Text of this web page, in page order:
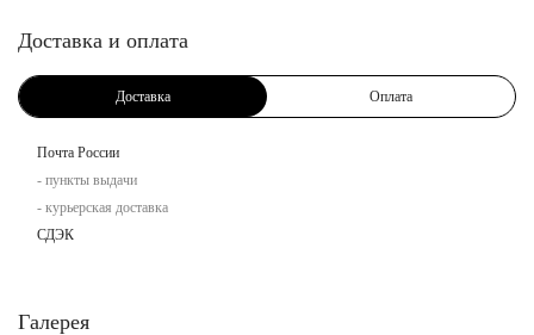
Доставка и оплата
Доставка Оплата
Почта России
- пункты выдачи
- курьерская доставка
СДЭК
Галерея